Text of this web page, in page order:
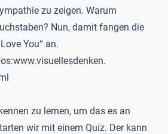
zu zeigen. Warum
Nun, damit fangen die
You“ an.
www.visuellesdenken.
zu lernen, um das es an
wir mit einem Quiz. Der kann